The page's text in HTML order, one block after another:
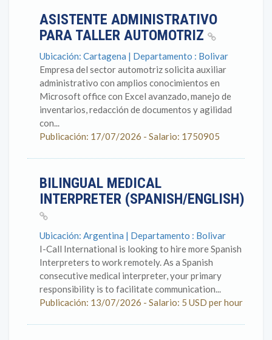
ASISTENTE ADMINISTRATIVO
PARA TALLER AUTOMOTRIZ
Ubicación: Cartagena | Departamento : Bolivar
Empresa del sector automotriz solicita auxiliar
administrativo con amplios conocimientos en
Microsoft office con Excel avanzado, manejo de
inventarios, redacción de documentos y agilidad
con...
Publicación: 17/07/2026 - Salario: 1750905
BILINGUAL MEDICAL
INTERPRETER (SPANISH/ENGLISH)
Ubicación: Argentina | Departamento : Bolivar
I-Call International is looking to hire more Spanish
Interpreters to work remotely. As a Spanish
consecutive medical interpreter, your primary
responsibility is to facilitate communication...
Publicación: 13/07/2026 - Salario: 5 USD per hour